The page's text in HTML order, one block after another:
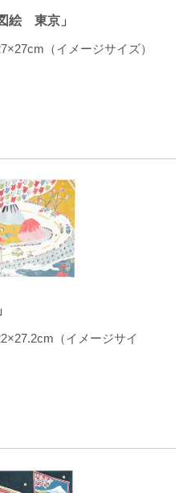
絵 東京」
（イメージサイズ）
（イメージサイ